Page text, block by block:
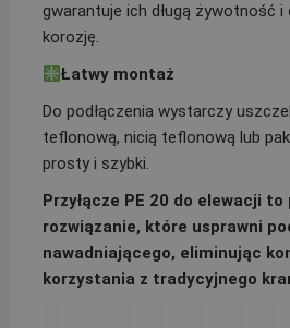
gwarantuje ich długą żywotność
korozję.
Łatwy montaż
Do podłączenia wystarczy
teflonową, nicią teflonową lub
prosty i szybki.
Przyłącze PE 20 do elewacji
rozwiązanie, które usprawni
nawadniającego, eliminując
korzystania z tradycyjnego